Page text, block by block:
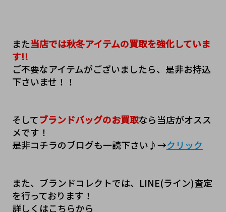
また当店では秋冬アイテムの買取を強化していま
す!!
ご不要なアイテムがございましたら、是非お持込
下さいませ！！
そしてブランドバッグのお買取なら当店がオスス
メです！
是非コチラのブログも一読下さい♪→クリック
また、ブランドコレクトでは、LINE(ライン)査定
を行っております！
詳しくはこちらから